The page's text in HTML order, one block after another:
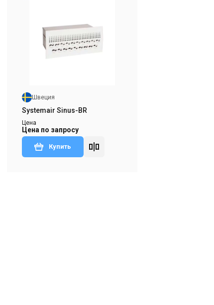
Швеция
Systemair Sinus-BR
Цена
Цена по запросу
Купить